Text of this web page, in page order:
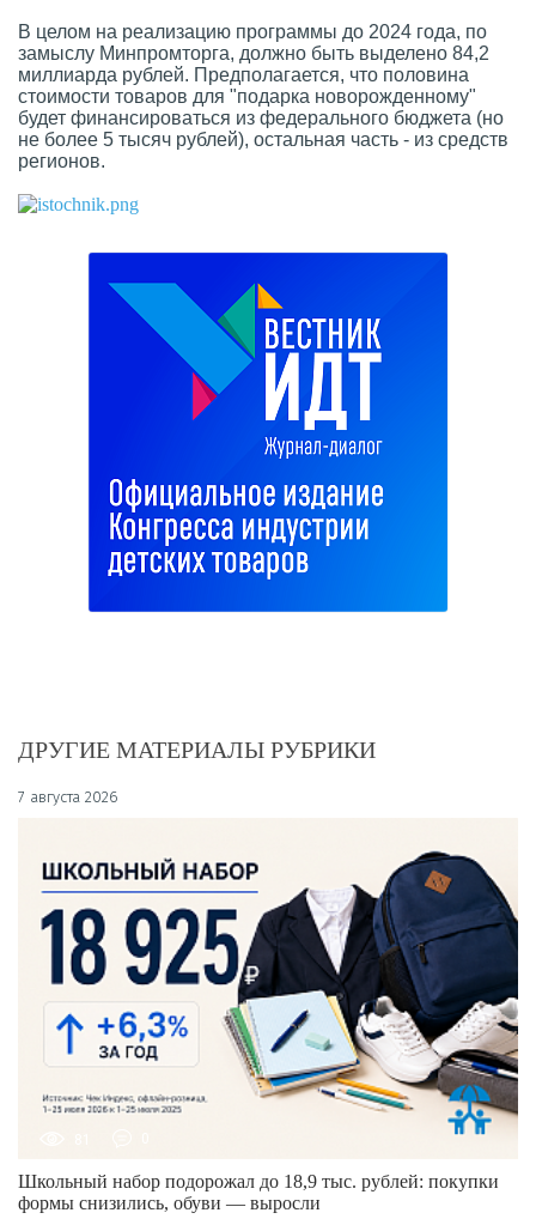
В целом на реализацию программы до 2024 года, по
замыслу Минпромторга, должно быть выделено 84,2
миллиарда рублей. Предполагается, что половина
стоимости товаров для "подарка новорожденному"
будет финансироваться из федерального бюджета (но
не более 5 тысяч рублей), остальная часть - из средств
регионов.
ДРУГИЕ МАТЕРИАЛЫ РУБРИКИ
7 августа 2026
Школьный набор подорожал до 18,9 тыс. рублей: покупки
формы снизились, обуви — выросли